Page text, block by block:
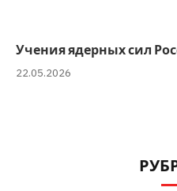
Учения ядерных сил
22.05.2026